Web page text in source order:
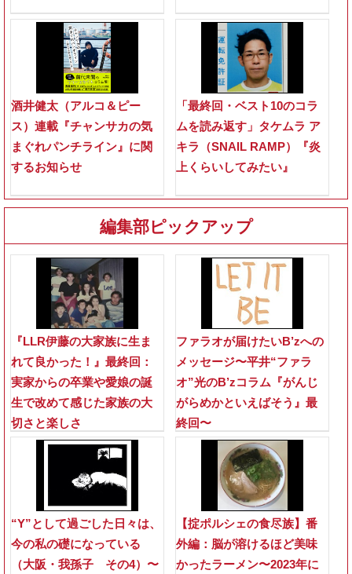
酒井健太（アルコ＆ピー
ス）連載『チャンサカの気
まぐれパンチライン』に関
するお知らせ
「最終回・ベスト10のコラ
ムを読み返す」タケムラ ア
キラ（SNAIL RAMP）『炎
上くらいしてみたい』
編集部ピックアップ
『LLR伊藤の大家族に生ま
れて良かった！』最終回：
実家からの卒業や愛娘の誕
生で改めて感じた家族の大
切さと楽しさ
ファラオが届けたいB’zへの
メッセージ〜平井“ファラ
オ”光のB’zコラム『がんじ
がらめかといえばそう』最
終回〜
“Y”として過ごした日々は、
今の私の礎になっている
（大阪・我孫子 その4）〜
【掟ポルシェの食尽族】番
外編：脳が溶けるほど美味
かったラーメン〜2023年に